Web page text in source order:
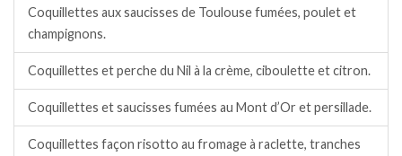
Coquillettes aux saucisses de Toulouse fumées, poulet et
champignons.
Coquillettes et perche du Nil à la crème, ciboulette et citron.
Coquillettes et saucisses fumées au Mont d’Or et persillade.
Coquillettes façon risotto au fromage à raclette, tranches